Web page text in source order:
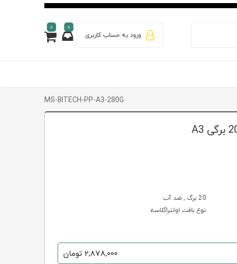
ورود به حساب کاربری
0
0
MS-BITECH-PP-A3-280G
20 برگ , ضد آب
نوع بافت اولتراگلاسه
2,878,000 تومان